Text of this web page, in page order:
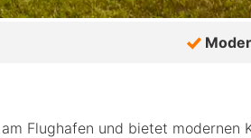
Flughafen und bietet modernen